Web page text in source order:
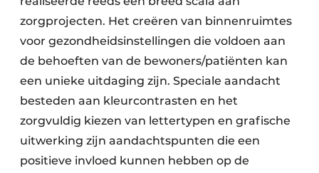
zorgprojecten. Het creëren van binnenruimtes
voor gezondheidsinstellingen die voldoen aan
de behoeften van de bewoners/patiënten kan
een unieke uitdaging zijn. Speciale aandacht
besteden aan kleurcontrasten en het
zorgvuldig kiezen van lettertypen en grafische
uitwerking zijn aandachtspunten die een
positieve invloed kunnen hebben op de